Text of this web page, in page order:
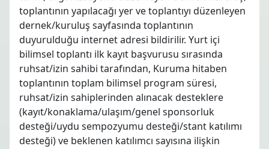
toplantının yapılacağı yer ve toplantıyı düzenleyen
dernek/kuruluş sayfasında toplantının
duyurulduğu internet adresi bildirilir. Yurt içi
bilimsel toplantı ilk kayıt başvurusu sırasında
ruhsat/izin sahibi tarafından, Kuruma hitaben
toplantının toplam bilimsel program süresi,
ruhsat/izin sahiplerinden alınacak desteklere
(kayıt/konaklama/ulaşım/genel sponsorluk
desteği/uydu sempozyumu desteği/stant katılımı
desteği) ve beklenen katılımcı sayısına ilişkin